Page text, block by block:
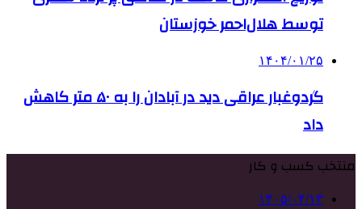
توسط هلال‌احمر خوزستان
۱۴۰۴/۰۱/۲۵
گردوغبار عراقی دید در آبادان را به ۵۰ متر کاهش
داد
منتخب کسب و کار
۱۴۰۵/۰۴/۱۳